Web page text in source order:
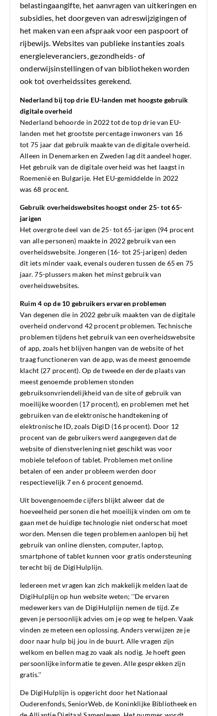
belastingaangifte, het aanvragen van uitkeringen en
subsidies, het doorgeven van adreswijzigingen of
het maken van een afspraak voor een paspoort of
rijbewijs. Websites van publieke instanties zoals
energieleveranciers, gezondheids- of
onderwijsinstellingen of van bibliotheken worden
ook tot overheidssites gerekend.
Nederland bij top drie EU-landen met hoogste gebruik
digitale overheid
Nederland behoorde in 2022 tot de top drie van EU-
landen met het grootste percentage inwoners van 16
tot 75 jaar dat gebruik maakte van de digitale overheid.
Alleen in Denemarken en Zweden lag dit aandeel hoger.
Het gebruik van de digitale overheid was het laagst in
Roemenië en Bulgarije. Het EU-gemiddelde in 2022
was 68 procent.
Gebruik overheidswebsites hoogst onder 25- tot 65-
jarigen
Het overgrote deel van de 25- tot65-jarigen (94 procent
van alle personen) maakte in 2022 gebruik van een
overheidswebsite. Jongeren (16- tot 25-jarigen) deden
dit iets minder vaak, evenals ouderen tussen de 65 en 75
jaar.75-plussers maken het minst gebruik van
overheidswebsites.
Ruim 4 op de 10 gebruikers ervaren problemen
Van degenen die in 2022 gebruik maakten van de digitale
overheid ondervond 42 procentproblemen. Technische
problemen tijdens het gebruik van een overheidswebsite
of app, zoals het blijven hangen van de website of het
traag functioneren van de app, was de meest genoemde
klacht (27 procent).Op de tweede en derde plaats van
meest genoemde problemen stonden
gebruiksonvriendelijkheid van de site of gebruik van
moeilijke woorden (17 procent), en problemen met het
gebruiken van de elektronische handtekening of
elektronische ID, zoals DigiD (16 procent). Door 12
procent van de gebruikers werd aangegeven dat de
website of dienstverlening niet geschikt was voor
mobiele telefoon of tablet. Problemen met online
betalen of een ander probleem werden door
respectievelijk 7 en6 procentgenoemd.
Uit bovengenoemde cijfers blijkt alweer dat de
hoeveelheid personen die het moeilijk vinden om om te
gaan met de huidige technologie niet onderschat moet
worden. Mensen die tegen problemen aanlopen bij het
gebruik van online diensten, computer, laptop,
smartphone of tablet kunnen voor gratis ondersteuning
terecht bij de DigiHulplijn.
Iedereen met vragen kan zich makkelijk melden laat de
DigiHulplijn op hun website weten; ''De ervaren
medewerkers van de DigiHulplijn nemen de tijd. Ze
geven je persoonlijk advies om je op weg te helpen. Vaak
vinden ze meteen een oplossing. Anders verwijzen ze je
door naar hulp bij jou in de buurt. Alle vragen zijn
welkom en bellen mag zo vaak als nodig. Je hoeft geen
persoonlijke informatie te geven. Alle gesprekken zijn
gratis.''
De DigiHulplijn is opgericht door het Nationaal
Ouderenfonds, SeniorWeb, de Koninklijke Bibliotheek en